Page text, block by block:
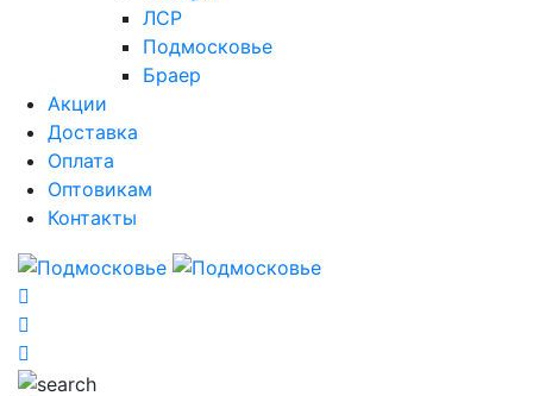
ЛСР
Подмосковье
Браер
Акции
Доставка
Оплата
Оптовикам
Контакты